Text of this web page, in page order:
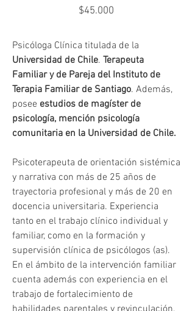
$45.000
Psicóloga Clínica titulada de la
Universidad de Chile. Terapeuta
Familiar y de Pareja del Instituto de
Terapia Familiar de Santiago. Además,
posee estudios de magíster de
psicología, mención psicología
comunitaria en la Universidad de Chile.
Psicoterapeuta de orientación sistémica
y narrativa con más de 25 años de
trayectoria profesional y más de 20 en
docencia universitaria. Experiencia
tanto en el trabajo clínico individual y
familiar, como en la formación y
supervisión clínica de psicólogos (as).
En el ámbito de la intervención familiar
cuenta además con experiencia en el
trabajo de fortalecimiento de